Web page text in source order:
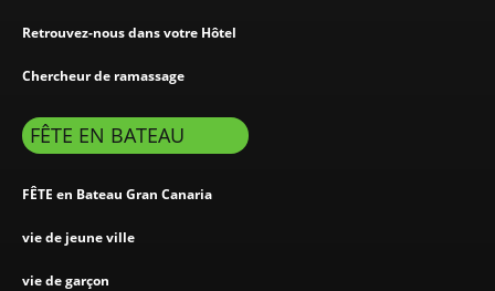
Retrouvez-nous dans votre Hôtel
Chercheur de ramassage
FÊTE EN BATEAU
FÊTE en Bateau Gran Canaria
vie de jeune ville
vie de garçon